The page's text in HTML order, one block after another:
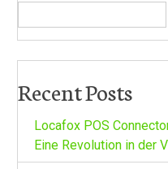
Recent Posts
Locafox POS
Eine Revolution in der